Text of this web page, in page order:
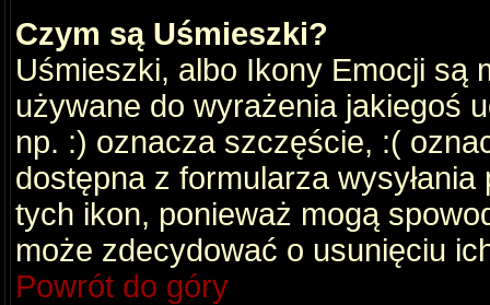
Czym są Uśmieszki?
Uśmieszki, albo Ikony Emocji są
używane do wyrażenia jakiegoś
np. :) oznacza szczęście, :(
dostępna z formularza
tych ikon, ponieważ mogą
może zdecydować o usunięciu
Powrót do góry